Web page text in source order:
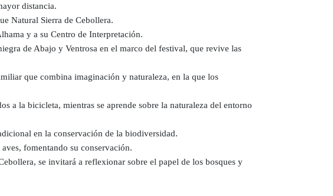
distancia.
Natural Sierra de Cebollera.
y a su Centro de Interpretación.
de Abajo y Ventrosa en el marco del festival, que revive las
que combina imaginación y naturaleza, en la que los
a la bicicleta, mientras se aprende sobre la naturaleza del entorno
en la conservación de la biodiversidad.
fomentando su conservación.
se invitará a reflexionar sobre el papel de los bosques y